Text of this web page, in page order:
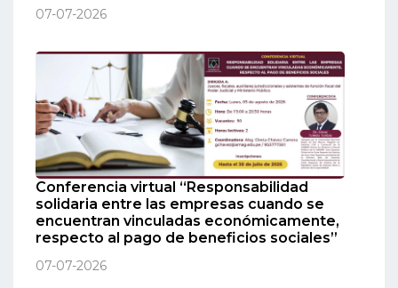
07-07-2026
Conferencia virtual “Responsabilidad
solidaria entre las empresas cuando se
encuentran vinculadas económicamente,
respecto al pago de beneficios sociales”
07-07-2026